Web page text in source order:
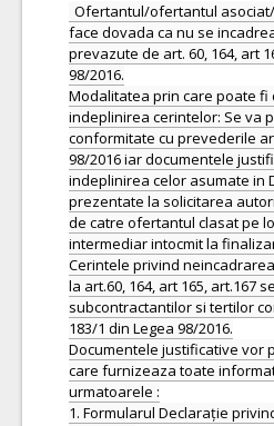
Ofertantul/ofertantul
face dovada ca nu se
prevazute de art. 60, 164, art
98/2016.
Modalitatea prin care poate fi
indeplinirea cerintelor: Se va
conformitate cu prevederile
98/2016 iar documentele
indeplinirea celor asumate in
prezentate la solicitarea
de catre ofertantul clasat pe
intermediar intocmit la
Cerintele privind
la art.60, 164, art 165, art.167
subcontractantilor si tertilor
183/1 din Legea 98/2016.
Documentele justificative vor
care furnizeaza toate
urmatoarele :
1. Formularul Declarație